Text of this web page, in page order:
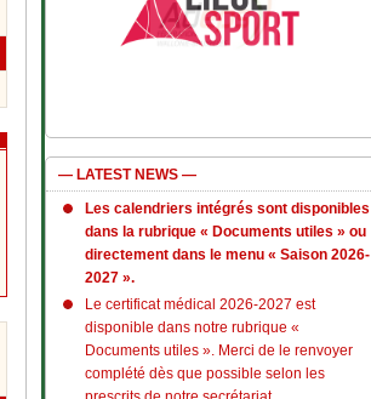
— LATEST NEWS —
Les calendriers intégrés sont disponibles
dans la rubrique « Documents utiles » ou
directement dans le menu « Saison 2026-
2027 ».
Le certificat médical 2026-2027 est
disponible dans notre rubrique «
Documents utiles ». Merci de le renvoyer
complété dès que possible selon les